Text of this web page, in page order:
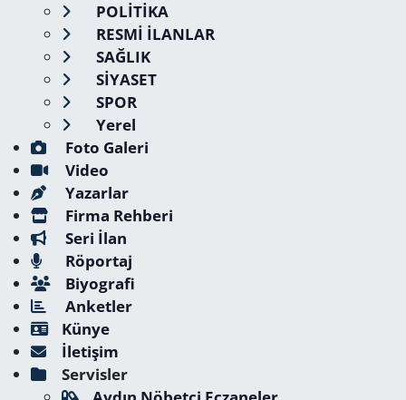
POLİTİKA
RESMİ İLANLAR
SAĞLIK
SİYASET
SPOR
Yerel
Foto Galeri
Video
Yazarlar
Firma Rehberi
Seri İlan
Röportaj
Biyografi
Anketler
Künye
İletişim
Servisler